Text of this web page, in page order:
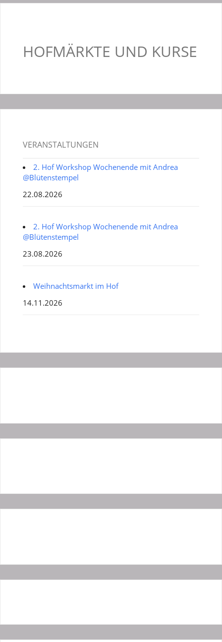
HOFMÄRKTE UND KURSE
VERANSTALTUNGEN
2. Hof Workshop Wochenende mit Andrea
@Blütenstempel
22.08.2026
2. Hof Workshop Wochenende mit Andrea
@Blütenstempel
23.08.2026
Weihnachtsmarkt im Hof
14.11.2026